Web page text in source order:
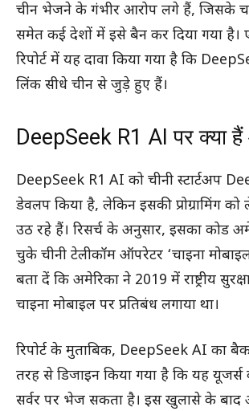
चीन भेजने के गंभीर आरोप लगे हैं, जिसके
समेत कई देशों में इसे बैन कर दिया गया है।
रिपोर्ट में यह दावा किया गया है कि
लिंक सीधे चीन से जुड़े हुए हैं।
DeepSeek R1 AI पर क्या हैं
DeepSeek R1 AI को चीनी स्टार्टअप
डेवलप किया है, लेकिन इसकी प्रोग्रामिंग
उठ रहे हैं। रिसर्च के अनुसार, इसका कोड
चुके चीनी टेलीकॉम ऑपरेटर ‘चाइना
बता दें कि अमेरिका ने 2019 में राष्ट्रीय
चाइना मोबाइल पर प्रतिबंध लगाया था।
रिपोर्ट के मुताबिक, DeepSeek AI का
तरह से डिजाइन किया गया है कि यह यूजर्स
सर्वर पर भेज सकता है। इस खुलासे के बाद